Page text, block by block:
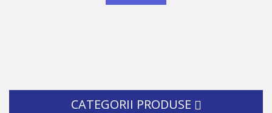
CATEGORII PRODUSE